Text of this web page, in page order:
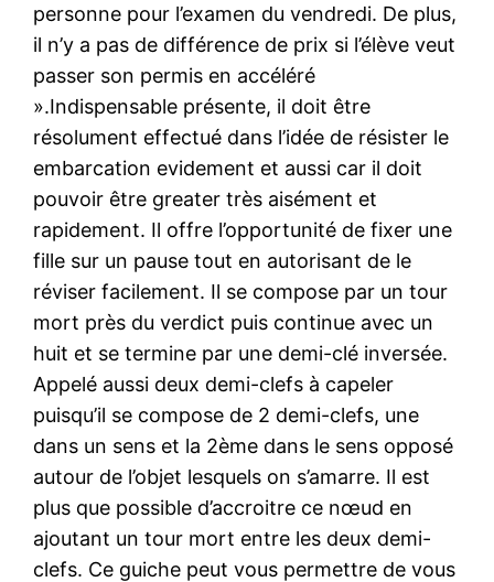
personne pour l’examen du vendredi. De plus,
il n’y a pas de différence de prix si l’élève veut
passer son permis en accéléré
».Indispensable présente, il doit être
résolument effectué dans l’idée de résister le
embarcation evidement et aussi car il doit
pouvoir être greater très aisément et
rapidement. Il offre l’opportunité de fixer une
fille sur un pause tout en autorisant de le
réviser facilement. Il se compose par un tour
mort près du verdict puis continue avec un
huit et se termine par une demi-clé inversée.
Appelé aussi deux demi-clefs à capeler
puisqu’il se compose de 2 demi-clefs, une
dans un sens et la 2ème dans le sens opposé
autour de l’objet lesquels on s’amarre. Il est
plus que possible d’accroitre ce nœud en
ajoutant un tour mort entre les deux demi-
clefs. Ce guiche peut vous permettre de vous